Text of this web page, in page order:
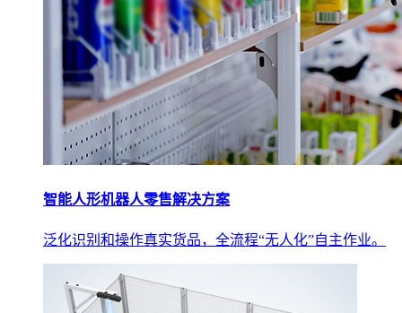
智能人形机器人零售解决方案
泛化识别和操作真实货品，全流程“无人化”自主作业。